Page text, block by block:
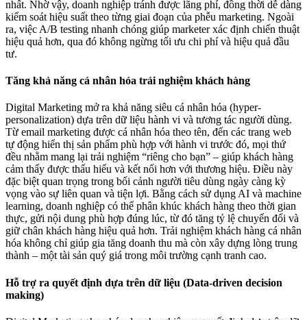
nhất. Nhờ vậy, doanh nghiệp tránh được lãng phí, đồng thời dễ dàng
kiểm soát hiệu suất theo từng giai đoạn của phễu marketing. Ngoài
ra, việc A/B testing nhanh chóng giúp marketer xác định chiến thuật
hiệu quả hơn, qua đó không ngừng tối ưu chi phí và hiệu quả đầu
tư.
Tăng khả năng cá nhân hóa trải nghiệm khách hàng
Digital Marketing mở ra khả năng siêu cá nhân hóa (hyper-
personalization) dựa trên dữ liệu hành vi và tương tác người dùng.
Từ email marketing được cá nhân hóa theo tên, đến các trang web
tự động hiển thị sản phẩm phù hợp với hành vi trước đó, mọi thứ
đều nhằm mang lại trải nghiệm “riêng cho bạn” – giúp khách hàng
cảm thấy được thấu hiểu và kết nối hơn với thương hiệu. Điều này
đặc biệt quan trọng trong bối cảnh người tiêu dùng ngày càng kỳ
vọng vào sự liên quan và tiện lợi. Bằng cách sử dụng AI và machine
learning, doanh nghiệp có thể phân khúc khách hàng theo thời gian
thực, gửi nội dung phù hợp đúng lúc, từ đó tăng tỷ lệ chuyển đổi và
giữ chân khách hàng hiệu quả hơn. Trải nghiệm khách hàng cá nhân
hóa không chỉ giúp gia tăng doanh thu mà còn xây dựng lòng trung
thành – một tài sản quý giá trong môi trường cạnh tranh cao.
Hỗ trợ ra quyết định dựa trên dữ liệu (Data-driven decision
making)